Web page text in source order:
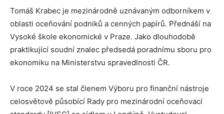
Tomáš Krabec je mezinárodně uznávaným odborníkem v
oblasti oceňování podniků a cenných papírů. Přednáší na
Vysoké škole ekonomické v Praze. Jako dlouhodobě
praktikující soudní znalec předsedá poradnímu sboru pro
ekonomiku na Ministerstvu spravedlnosti ČR.
V roce 2024 se stal členem Výboru pro finanční nástroje
celosvětově působící Rady pro mezinárodní oceňovací